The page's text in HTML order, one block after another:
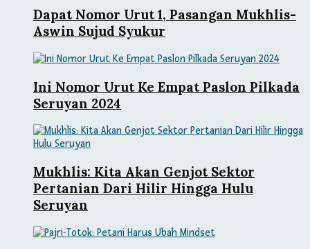
Dapat Nomor Urut 1, Pasangan Mukhlis-
Aswin Sujud Syukur
Ini Nomor Urut Ke Empat Paslon Pilkada
Seruyan 2024
Mukhlis: Kita Akan Genjot Sektor
Pertanian Dari Hilir Hingga Hulu
Seruyan